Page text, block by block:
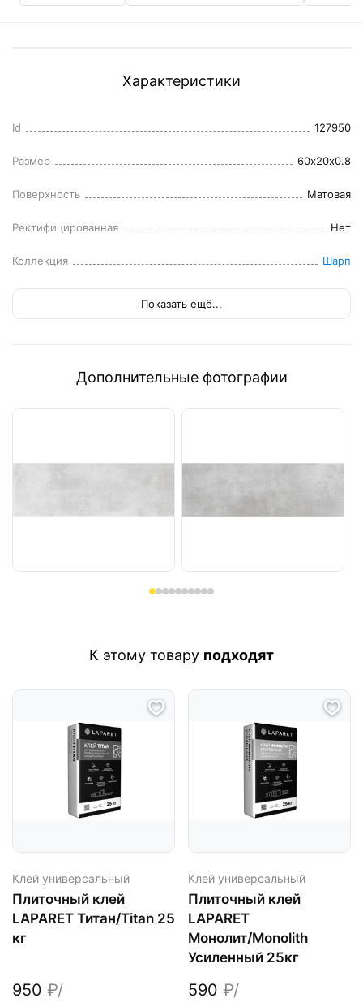
Характеристики
Id 127950
Размер 60x20x0.8
Поверхность Матовая
Ректифицированная Нет
Коллекция Шарп
Показать ещё...
Дополнительные фотографии
К этому товару подходят
Клей универсальный
Плиточный клей
LAPARET Титан/Titan 25
кг
950 ₽/
Клей универсальный
Плиточный клей
LAPARET
Монолит/Monolith
Усиленный 25кг
590 ₽/